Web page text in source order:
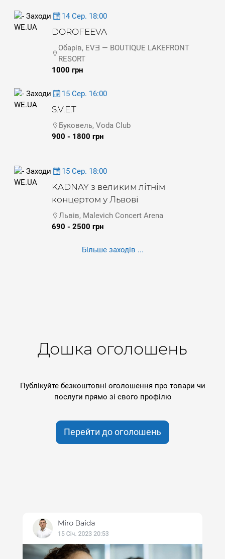
14 Сер. 18:00
DOROFEEVA
Обарів, EVƎ — BOUTIQUE LAKEFRONT
RESORT
1000 грн
15 Сер. 16:00
S.V.E.T
Буковель, Voda Club
900 - 1800 грн
15 Сер. 18:00
KADNAY з великим літнім
концертом у Львові
Львів, Malevich Concert Arena
690 - 2500 грн
Більше заходів ...
Дошка оголошень
Публікуйте безкоштовні оголошення про товари чи
послуги прямо зі свого профілю
Перейти до оголошень